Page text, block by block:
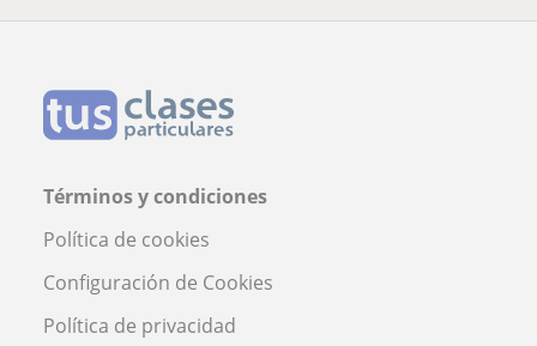
Términos y condiciones
Política de cookies
Configuración de Cookies
Política de privacidad